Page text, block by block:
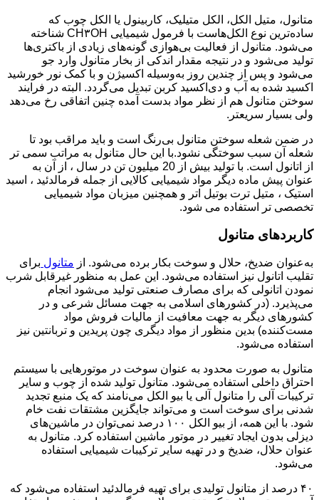
متانول، متیل الکل، الکل متیلیک، کاربینول یا الکل چوب که
ساده‌ترین نوع الکل‌هاست با فرمول شیمیایی CH۳OH شناخته
می‌شود. متانول از فعالیت بی‌هوازی گونه‌های زیادی از باکتری‌ها
تولید می‌شود و در نتیجه مقدار اندکی از بخار متانول وارد جو
می‌شود و پس از چندین روز به‌وسیله اکسیژن و با کمک نور خورشید
اکسید شده به آب و دی‌اکسید کربن تبدیل می‌گردد. البته در فرایند
سوختن متانول هم از نظر مواد بدست آمده چنین اتفاقی رخ می‌دهد
ولی بسیار سریعتر.
در ضمن شعله سوختن متانول بی‌رنگ است و باید مراقب بود تا
شعله آن سبب سوختگی نشود.با این حال متانول به مراتب سمی تر
از اتانول است. با تولید بیش از 20 میلیون تن در سال ، از آن به
عنوان پیش ماده دیگر مواد شیمیایی کالایی از جمله فرمالدئید ، اسید
استیک ، متیل ترت بوتیل اتر و همچنین میزبان مواد شیمیایی
تخصصی تر استفاده می شود.
کاربردهای متانول
به‌عنوان ضدیخ، حلال و سوخت بکار برده می‌شود. از متانول برای
تقلیب اتانول نیز استفاده می‌شود. این عمل به منظور غیرقابل شرب
نمودن اتانولی که برای مصارف صنعتی تولید می‌شود انجام
می‌پذیرد. (در کشورهای اسلامی به جهت مسائل شرعی و در
کشورهای دیگر به جهت معافیت از مالیات فروش مواد
مست‌کننده) بدین منظور از مواد دیگری چون پریدین و تربانتین نیز
استفاده می‌شود.
متانول به صورت محدود به عنوان سوخت در موتورهایی با سیستم
احتراق داخلی استفاده می‌شود. متانول تولید شده از چوب و سایر
ترکیبات آلی را متانول آلی یا بیو الکل می‌نامند که یک منبع تجدید
شدنی برای سوخت است و می‌تواند جایگزین مشتقات نفت خام
شود. با این همه، از بیو الکل ۱۰۰ درصد نمی‌توان در ماشین‌های
دیزلی بدون ایجاد تغییر در موتور ماشین استفاده کرد. متانول به
عنوان حلال، ضدیخ و در تهیه سایر ترکیبات شیمیایی استفاده
می‌شود.
۴۰ درصد از متانول تولیدی برای تهیه فرمالدئید استفاده می‌شود که